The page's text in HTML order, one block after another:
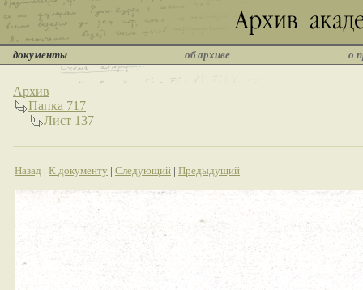
документы об архиве о
Архив
Папка 717
Лист 137
Назад | К документу | Следующий | Предыдущий